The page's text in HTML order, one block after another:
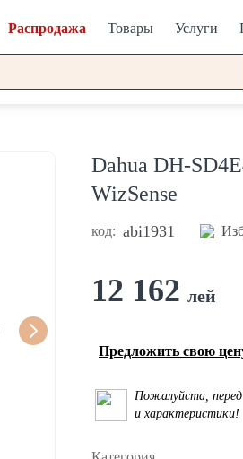
Распродажа Товары Услуги
Dahua DH-
WizSense
код: abi1931
12 162 лей
Предложить свою
Пожалуйста, перед
и характеристики!